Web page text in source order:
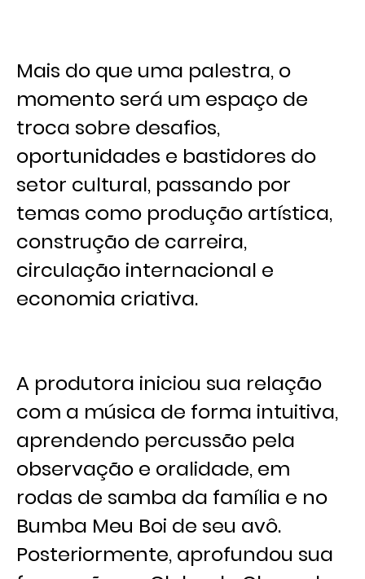
Mais do que uma palestra, o
momento será um espaço de
troca sobre desafios,
oportunidades e bastidores do
setor cultural, passando por
temas como produção artística,
construção de carreira,
circulação internacional e
economia criativa.
A produtora iniciou sua relação
com a música de forma intuitiva,
aprendendo percussão pela
observação e oralidade, em
rodas de samba da família e no
Bumba Meu Boi de seu avô.
Posteriormente, aprofundou sua